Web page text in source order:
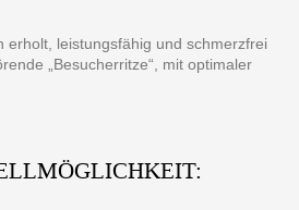
erholt, leistungsfähig und schmerzfrei
„Besucherritze“, mit optimaler